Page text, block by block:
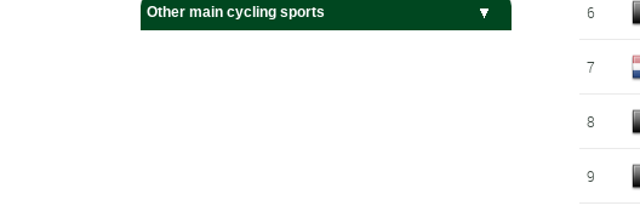
Other main cycling sports
BMX Cycling
Cyclo-Cross
Mountain Bike
Track Cycling 6
7
8
9